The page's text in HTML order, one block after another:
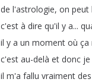
de l'astrologie, on peut
c'est à dire qu'il y a...
il y a un moment où ça
c'est au-delà et donc je
il m'a fallu vraiment des